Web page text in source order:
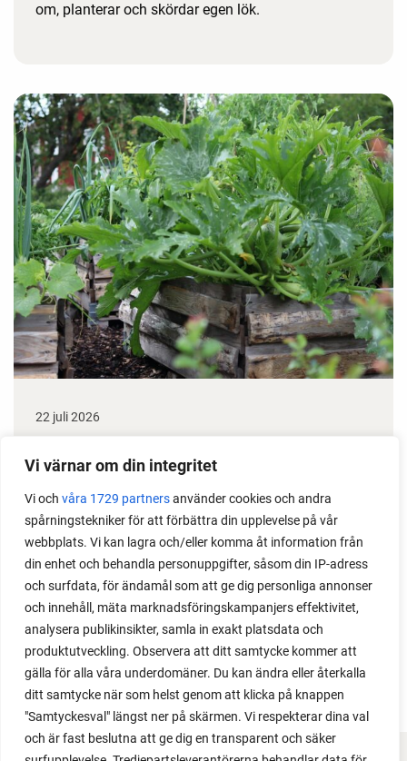
Vi värnar om din integritet
Vi och våra 1729 partnersanvänder cookies och andra
spårningstekniker för att förbättra din upplevelse på vår
webbplats. Vi kan lagra och/eller komma åt information från
din enhet och behandla personuppgifter, såsom din IP-adress
och surfdata, för ändamål som att ge dig personliga annonser
och innehåll, mäta marknadsföringskampanjers effektivitet,
analysera publikinsikter, samla in exakt platsdata och
produktutveckling. Observera att ditt samtycke kommer att
gälla för alla våra underdomäner. Du kan ändra eller återkalla
ditt samtycke när som helst genom att klicka på knappen
"Samtyckesval" längst ner på skärmen. Vi respekterar dina val
och är fast beslutna att ge dig en transparent och säker
om, planterar och skördar egen lök.
22 juli 2026
växter i en pallkrage tillsammans med andra växter.
Perfekt om du vill odla mycket i på liten yta.